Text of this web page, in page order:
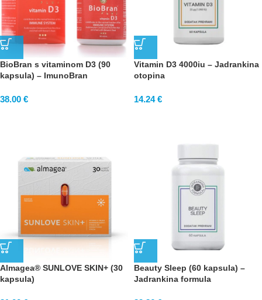
BioBran s vitaminom D3 (90
kapsula) – ImunoBran
38.00 €
Vitamin D3 4000iu – Jadrankina
otopina
14.24€
Almagea® SUNLOVE SKIN+ (30
kapsula)
Beauty Sleep (60 kapsula) –
Jadrankina formula